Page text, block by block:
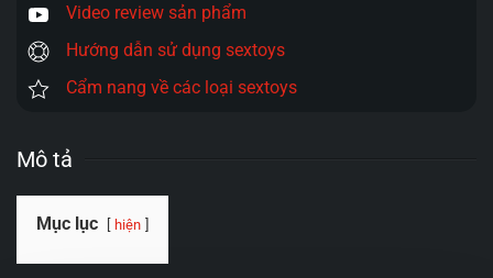
Video review sản phẩm
Hướng dẫn sử dụng sextoys
Cẩm nang về các loại sextoys
Mô tả
Mục lục hiện